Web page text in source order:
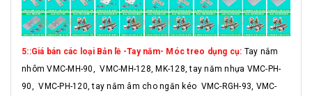
5::Giá bán các loại Bản lề -Tay nắm- Móc treo dụng cụ: Tay nắm
nhôm VMC-MH-90, VMC-MH-128, MK-128, tay năm nhựa VMC-PH-
90, VMC-PH-120, tay nắm âm cho ngăn kéo VMC-RGH-93, VMC-